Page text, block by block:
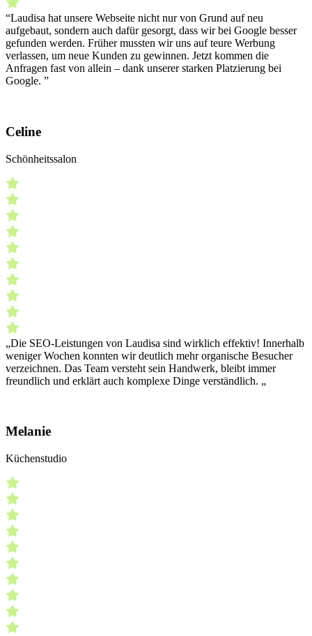
“Laudisa hat unsere Webseite nicht nur von Grund auf neu
aufgebaut, sondern auch dafür gesorgt, dass wir bei Google besser
gefunden werden. Früher mussten wir uns auf teure Werbung
verlassen, um neue Kunden zu gewinnen. Jetzt kommen die
Anfragen fast von allein – dank unserer starken Platzierung bei
Google. ”
Celine
Schönheitssalon
„Die SEO-Leistungen von Laudisa sind wirklich effektiv! Innerhalb
weniger Wochen konnten wir deutlich mehr organische Besucher
verzeichnen. Das Team versteht sein Handwerk, bleibt immer
freundlich und erklärt auch komplexe Dinge verständlich. „
Melanie
Küchenstudio